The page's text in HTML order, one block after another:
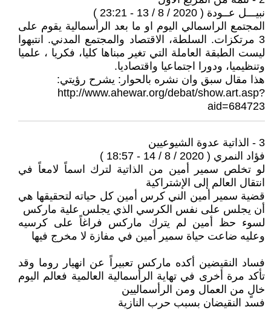
نبيـــل عــودة ( 2020 / 8 / 13 - 23:21 )
المجتمع الراسمالي اليوم او ما بعد الرأسمالية يقوم على
3 مرتكزات. السلطة، الاقتصاد والمجتمع المدني. انتبهوا
ليست الطبقة العاملة التي تغير مبناها كليا، فكريا ، علميا
وتنظيميا، ودورا اجتماعيا واقتصاديا.
هذا مقال سبق وان نشره بالحوار: يشرح رؤيتي:
http://www.ahewar.org/debat/show.art.asp?
aid=684723
3 - الذاتية عدوة الشيوعيين
فؤاد النمري ( 2020 / 8 / 14 - 18:57 )
لو تخلص سمير أمين من الذاتية لترك اسماً لامعاً في
انتقال العالم إلى الإشتراكية
قضية سمير أمين الني كرس أمين كل حياته لتحقيقها هي
أن يجلس على نفس الكرسي الذي يجلس علية ماركس
لسوء حظ أمين لم يترك ماركس فراغاً على كرسيه
وعليه ضاعت حياة سمير أمين في مفازة لا مخرج فيها
فساد النقيضين أكده ماركس تعبيراً عن انهيار روما وقد
تأكد مرة أخرى في تهاية الرأسمالية العالمية فعالم اليوم
خالٍ من العمال ومن الرأسماليين
فسد النقيضان بسبب حرب النازية